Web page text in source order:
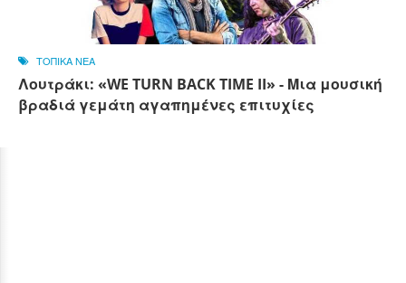
ΤΟΠΙΚΑ ΝΕΑ
Λουτράκι: «WE TURN BACK TIME II» - Μια μουσική
βραδιά γεμάτη αγαπημένες επιτυχίες